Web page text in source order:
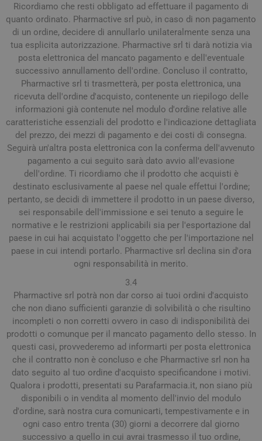
Ricordiamo che resti obbligato ad effettuare il pagamento di
quanto ordinato. Pharmactive srl può, in caso di non pagamento
di un ordine, decidere di annullarlo unilateralmente senza una
tua esplicita autorizzazione. Pharmactive srl ti darà notizia via
posta elettronica del mancato pagamento e dell'eventuale
successivo annullamento dell'ordine. Concluso il contratto,
Pharmactive srl ti trasmetterà, per posta elettronica, una
ricevuta dell'ordine d'acquisto, contenente un riepilogo delle
informazioni già contenute nel modulo d'ordine relative alle
caratteristiche essenziali del prodotto e l'indicazione dettagliata
del prezzo, dei mezzi di pagamento e dei costi di consegna.
Seguirà un'altra posta elettronica con la conferma dell'avvenuto
pagamento a cui seguito sarà dato avvio all'evasione
dell'ordine. Ti ricordiamo che il prodotto che acquisti è
destinato esclusivamente al paese nel quale effettui l'ordine;
pertanto, se decidi di immettere il prodotto in un paese diverso,
sei responsabile dell'immissione e sei tenuto a seguire le
normative e le restrizioni applicabili sia per l'esportazione dal
paese in cui hai acquistato l'oggetto che per l'importazione nel
paese in cui intendi portarlo. Pharmactive srl declina sin d'ora
ogni responsabilità in merito.
3.4
Pharmactive srl potrà non dar corso ai tuoi ordini d'acquisto
che non diano sufficienti garanzie di solvibilità o che risultino
incompleti o non corretti ovvero in caso di indisponibilità dei
prodotti o comunque per il mancato pagamento dello stesso. In
questi casi, provvederemo ad informarti per posta elettronica
che il contratto non è concluso e che Pharmactive srl non ha
dato seguito al tuo ordine d'acquisto specificandone i motivi.
Qualora i prodotti, presentati su Parafarmacia.it, non siano più
disponibili o in vendita al momento dell'invio del modulo
d'ordine, sarà nostra cura comunicarti, tempestivamente e in
ogni caso entro trenta (30) giorni a decorrere dal giorno
successivo a quello in cui avrai trasmesso il tuo ordine,